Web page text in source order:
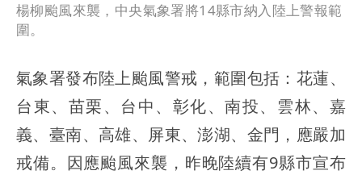
楊柳颱風來襲，中央氣象署將14縣市納入陸上警報範
圍。
氣象署發布陸上颱風警戒，範圍包括：花蓮、
台東、苗栗、台中、彰化、南投、雲林、嘉
義、臺南、高雄、屏東、澎湖、金門，應嚴加
戒備。因應颱風來襲，昨晚陸續有9縣市宣布